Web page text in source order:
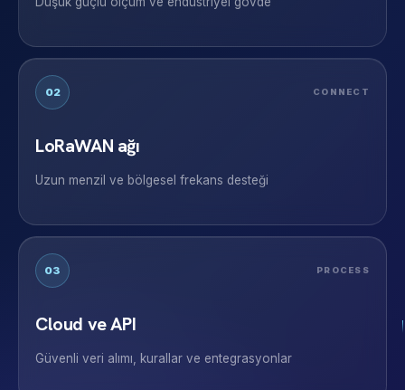
02 CONNECT
LoRaWAN ağı
Uzun menzil ve bölgesel frekans desteği
03 PROCESS
Cloud ve API
Güvenli veri alımı, kurallar ve entegrasyonlar